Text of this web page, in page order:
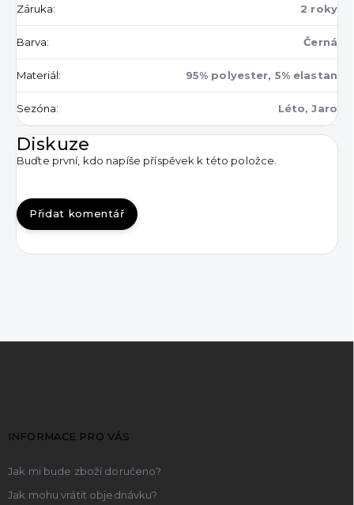
Záruka: 2 roky
Barva: Černá
Materiál: 95% polyester, 5% elastan
Sezóna: Léto, Jaro
Diskuze
Buďte první, kdo napíše příspěvek k této položce.
Přidat komentář
INFORMACE PRO VÁS
Jak mi bude zboží doručeno?
Jak mohu vrátit objednávku?